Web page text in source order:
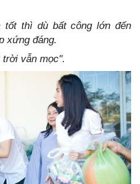
tốt thì dù bất công lớn đến
xứng đáng.
trời vẫn mọc".